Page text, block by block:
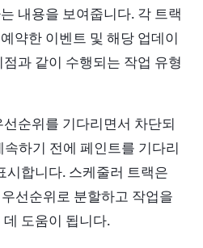
내용을 보여줍니다. 각 트랙
약한 이벤트 및 해당 업데이
과 같이 수행되는 작업 유형
순위를 기다리면서 차단되
하기 전에 페인트를 기다리
시합니다. 스케줄러 트랙은
선순위로 분할하고 작업을
도움이 됩니다.